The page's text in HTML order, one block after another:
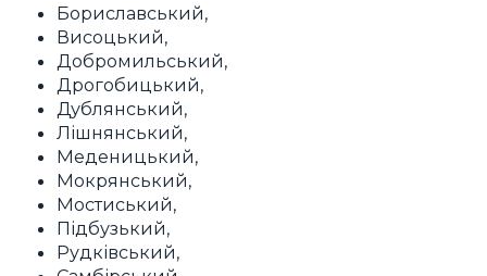
Бориславський,
Висоцький,
Добромильський,
Дрогобицький,
Дублянський,
Лішнянський,
Меденицький,
Мокрянський,
Мостиський,
Підбузький,
Рудківський,